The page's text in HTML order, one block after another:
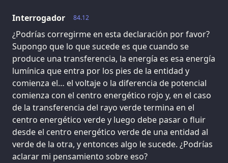
84.12
Interrogador
¿Podrías corregirme en esta declaración por favor?
Supongo que lo que sucede es que cuando se
produce una transferencia, la energía es esa energía
lumínica que entra por los pies de la entidad y
comienza el… el voltaje o la diferencia de potencial
comienza con el centro energético rojo y, en el caso
de la transferencia del rayo verde termina en el
centro energético verde y luego debe pasar o fluir
desde el centro energético verde de una entidad al
verde de la otra, y entonces algo le sucede. ¿Podrías
aclarar mi pensamiento sobre eso?